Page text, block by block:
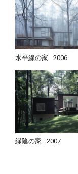
水平線の家 2006
緑陰の家 2007